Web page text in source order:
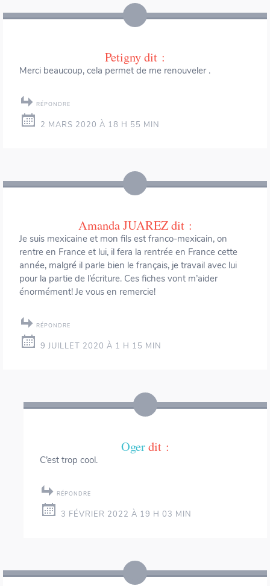
Petignydit :
Merci beaucoup, cela permet de me renouveler .
RÉPONDRE
2 MARS 2020 À 18 H 55 MIN
Amanda JUAREZdit :
Je suis mexicaine et mon fils est franco-mexicain, on
rentre en France et lui, il fera la rentrée en France cette
année, malgré il parle bien le français, je travail avec lui
pour la partie de l’écriture. Ces fiches vont m’aider
énormément! Je vous en remercie!
RÉPONDRE
9 JUILLET 2020 À 1 H 15 MIN
Ogerdit :
C’est trop cool.
RÉPONDRE
3 FÉVRIER 2022 À 19 H 03 MIN